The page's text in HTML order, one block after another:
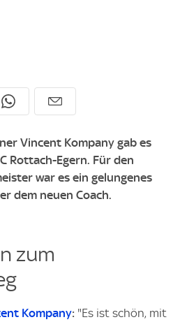
Vincent Kompany gab es
Rottach-Egern. Für den
war es ein gelungenes
dem neuen Coach.
zum
Kompany: "Es ist schön, mit